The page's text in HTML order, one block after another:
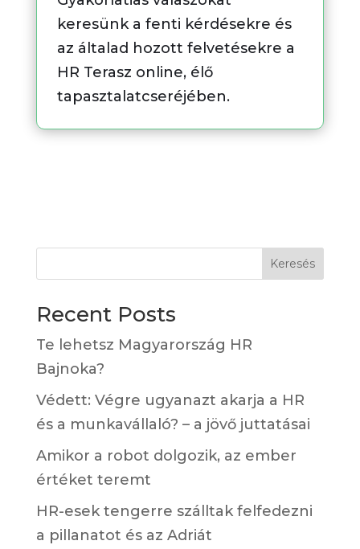
keresünk a fenti kérdésekre és
az általad hozott felvetésekre a
HR Terasz online, élő
tapasztalatcseréjében.
Keresés
Recent Posts
Te lehetsz Magyarország HR
Bajnoka?
Védett: Végre ugyanazt akarja a HR
és a munkavállaló? – a jövő juttatásai
Amikor a robot dolgozik, az ember
értéket teremt
HR-esek tengerre szálltak felfedezni
a pillanatot és az Adriát